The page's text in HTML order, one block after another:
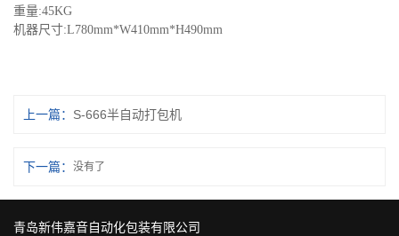
重量:45KG
机器尺寸:L780mm*W410mm*H490mm
上一篇： S-666半自动打包机
下一篇： 没有了
青岛新伟嘉音自动化包装有限公司